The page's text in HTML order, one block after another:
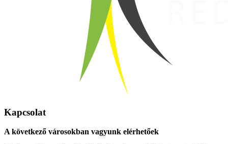
Kapcsolat
A következő városokban vagyunk elérhetőek